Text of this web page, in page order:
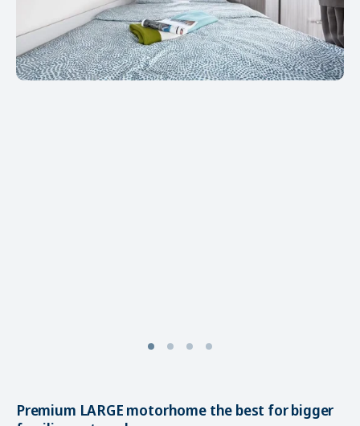
Premium LARGE motorhome the best for bigger